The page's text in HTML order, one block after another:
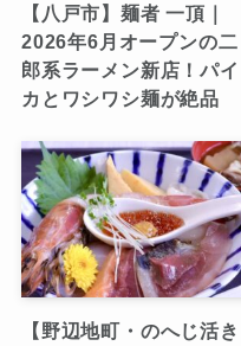
【八戸市】麺者 一頂｜
2026年6月オープンの二
郎系ラーメン新店！パイ
カとワシワシ麺が絶品
【野辺地町・のへじ活き